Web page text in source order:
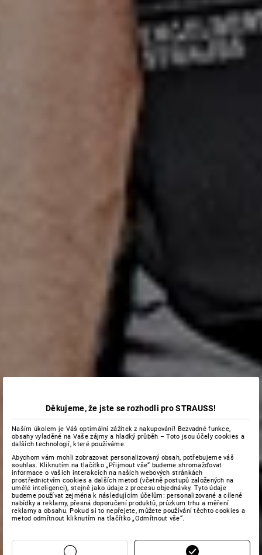
Děkujeme, že jste se rozhodli pro STRAUSS!
Naším úkolem je Váš optimální zážitek z nakupování! Bezvadné funkce,
obsahy vyladěné na Vaše zájmy a hladký průběh – Toto jsou účely cookies a
dalších technologií, které používáme.
Abychom vám mohli zobrazovat personalizovaný obsah, potřebujeme váš
souhlas. Kliknutím na tlačítko „Přijmout vše“ budeme shromažďovat
informace o vašich interakcích na našich webových stránkách
prostřednictvím cookies a dalších metod (včetně postupů založených na
umělé inteligenci), stejně jako údaje z procesu objednávky. Tyto údaje
budeme používat zejména k následujícím účelům: personalizované a cílené
nabídky a reklamy, přesná doporučení produktů, průzkum trhu a měření
reklamy a obsahu. Pokud si to nepřejete, můžete používání těchto cookies a
metod odmítnout kliknutím na tlačítko „Odmítnout vše“.